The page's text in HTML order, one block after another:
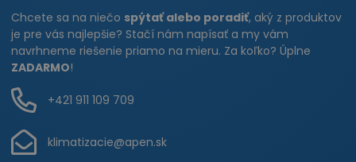
Chcete sa na niečo spýtať alebo poradiť, aký z produktov
je pre vás najlepšie? Stačí nám napísať a my vám
navrhneme riešenie priamo na mieru. Za koľko? Úplne
ZADARMO!
+421 911 109 709
klimatizacie@apen.sk